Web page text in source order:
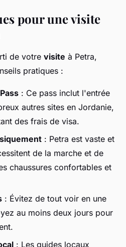
pour une visite
de votre visite à Petra,
pratiques :
: Ce pass inclut l'entrée
autres sites en Jordanie,
des frais de visa.
: Petra est vaste et
de la marche et de
chaussures confortables et
: Évitez de tout voir en une
au moins deux jours pour
: Les guides locaux